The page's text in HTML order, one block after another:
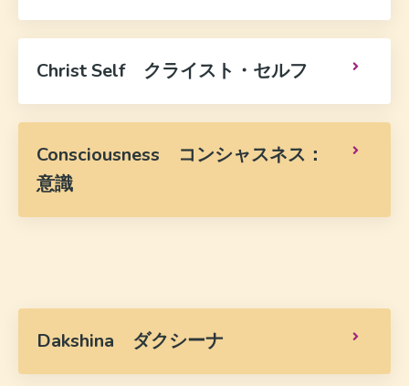
Christ Self クライスト・セルフ
Consciousness コンシャスネス：
意識
Dakshina ダクシーナ